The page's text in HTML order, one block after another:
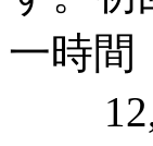
一時